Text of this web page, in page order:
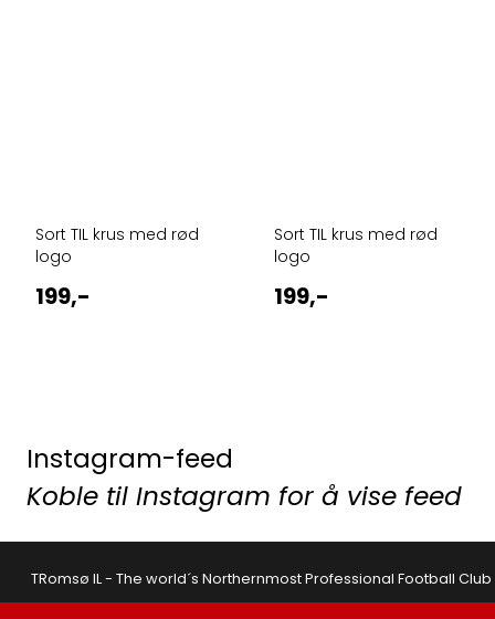
Sort TIL krus med rød
logo
199,-
Sort TIL krus med rød
logo
199,-
Instagram-feed
Koble til Instagram for å vise feed
TRomsø IL - The world´s Northernmost Professional Football Club